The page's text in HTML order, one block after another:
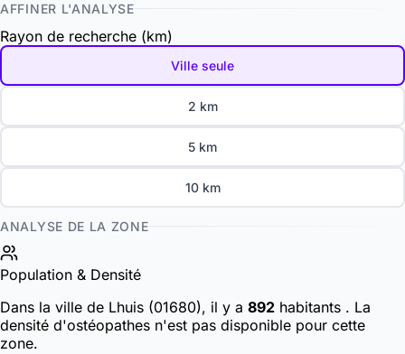
AFFINER L'ANALYSE
Rayon de recherche (km)
Ville seule
2 km
5 km
10 km
ANALYSE DE LA ZONE
Population & Densité
Dans la ville de Lhuis (01680), il y a 892 habitants . La
densité d'ostéopathes n'est pas disponible pour cette
zone.